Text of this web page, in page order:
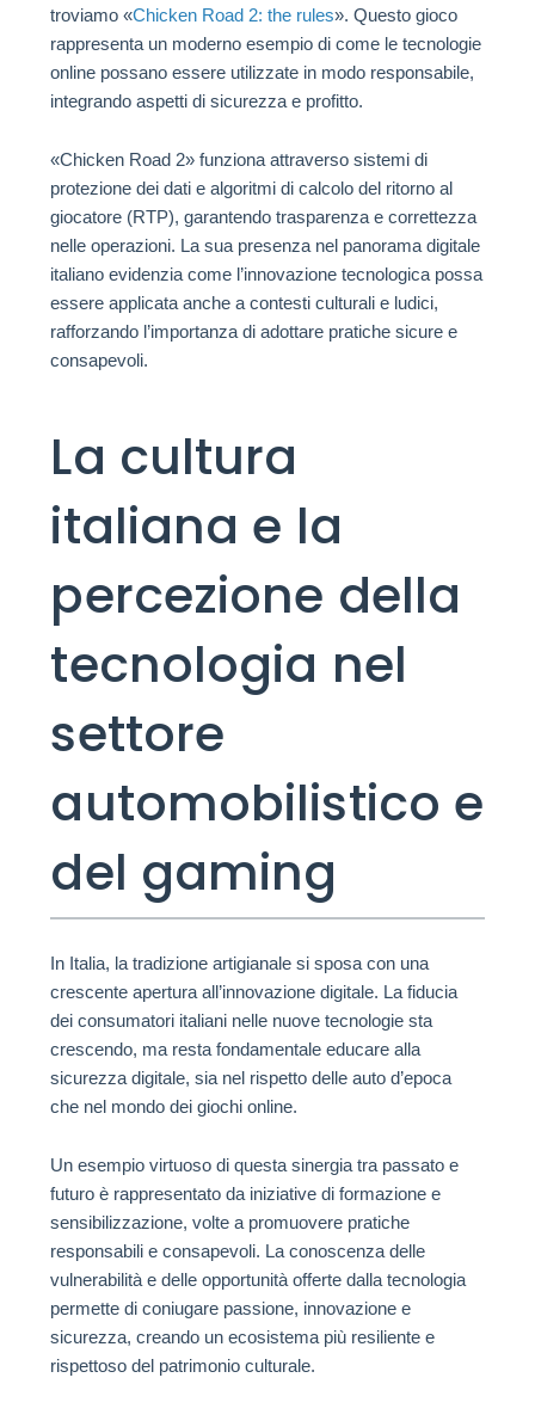
troviamo «Chicken Road 2: the rules». Questo gioco
rappresenta un moderno esempio di come le tecnologie
online possano essere utilizzate in modo responsabile,
integrando aspetti di sicurezza e profitto.
«Chicken Road 2» funziona attraverso sistemi di
protezione dei dati e algoritmi di calcolo del ritorno al
giocatore (RTP), garantendo trasparenza e correttezza
nelle operazioni. La sua presenza nel panorama digitale
italiano evidenzia come l’innovazione tecnologica possa
essere applicata anche a contesti culturali e ludici,
rafforzando l’importanza di adottare pratiche sicure e
consapevoli.
La cultura
italiana e la
percezione della
tecnologia nel
settore
automobilistico e
del gaming
In Italia, la tradizione artigianale si sposa con una
crescente apertura all’innovazione digitale. La fiducia
dei consumatori italiani nelle nuove tecnologie sta
crescendo, ma resta fondamentale educare alla
sicurezza digitale, sia nel rispetto delle auto d’epoca
che nel mondo dei giochi online.
Un esempio virtuoso di questa sinergia tra passato e
futuro è rappresentato da iniziative di formazione e
sensibilizzazione, volte a promuovere pratiche
responsabili e consapevoli. La conoscenza delle
vulnerabilità e delle opportunità offerte dalla tecnologia
permette di coniugare passione, innovazione e
sicurezza, creando un ecosistema più resiliente e
rispettoso del patrimonio culturale.